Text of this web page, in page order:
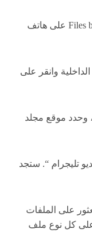
الخطوة 2. بعد ذلك، قم بتثبيت Files by Marc Apps على هاتف
الداخلية وانقر على
وحدد موقع مجلد
تليجرام “. ستجد
على الملفات
على كل نوع ملف